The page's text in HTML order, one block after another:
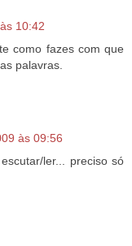
10:42
como fazes com que
palavras.
às 09:56
ler... preciso só